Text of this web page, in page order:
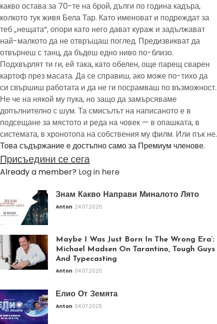
какво остава за 70-те на брой, дълги по година кадъра,
колкото тук живя Бела Тар. Като именоват и подреждат за
теб „нещата“, опори като него дават кураж и задължават
най-малкото да не отвръщаш поглед. Предизвикват да
отвърнеш с танц, да бъдеш едно ниво по-близо.
Подхвърлят ти ги, ей така, като обелен, още парещ сварен
картоф през масата. Да се справиш, ако може по-тихо да
си свършиш работата и да не ги посрамваш по възможност.
Не че на някой му пука, но защо да замърсяваме
допълнително с шум. Та смисълът на написаното е в
подсещане за мястото и реда на човек — в опашката, в
системата, в хронотопа на собствения му филм. Или пък не.
Това съдържание е достъпно само за Премиум членове.
Присъедини се сега
Already a member? Log in here
Знам Какво Направи Миналото Лято
Anton 24.07.2025
Maybe I Was Just Born In The Wrong Era’:
Michael Madsen On Tarantino, Tough Guys
And Typecasting
Anton 04.07.2025
Елио От Земята
Anton 04.07.2025